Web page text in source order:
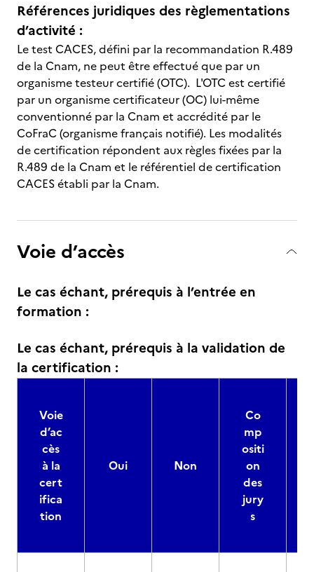
Références juridiques des règlementations
d’activité :
Le test CACES, défini par la recommandation R.489
de la Cnam, ne peut être effectué que par un
organisme testeur certifié (OTC). L'OTC est certifié
par un organisme certificateur (OC) lui-même
conventionné par la Cnam et accrédité par le
CoFraC (organisme français notifié). Les modalités
de certification répondent aux règles fixées par la
R.489 de la Cnam et le référentiel de certification
CACES établi par la Cnam.
Voie d’accès
Le cas échant, prérequis à l’entrée en
formation :
Le cas échant, prérequis à la validation de
la certification :
Voie
d’ac
cès
à la
cert
ifica
tion
Oui Non
Co
mp
ositi
on
des
jury
s